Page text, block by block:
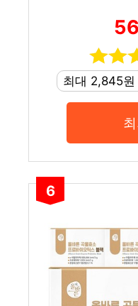
최대 2,845원
6